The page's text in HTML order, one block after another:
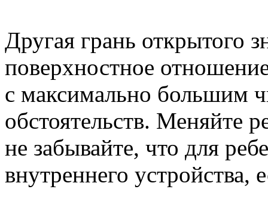
Другая грань открытого
поверхностное
с максимально большим
обстоятельств. Меняйте
не забывайте, что для
внутреннего устройства,